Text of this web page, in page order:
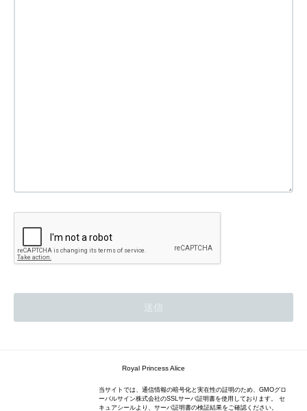
Royal Princess Alice
当サイトでは、通信情報の暗号化と実在性の証明のため、GMOグロ
ーバルサイン株式会社のSSLサーバ証明書を使用しております。 セ
キュアシールより、サーバ証明書の検証結果をご確認ください。